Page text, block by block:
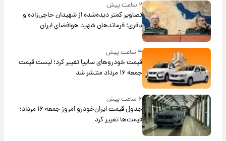
۲ ساعت پیش
تصاویر کمتر دیده‌شده از شهیدان حاجی‌زاده و
باقری؛ فرماندهان شهید هوافضای ایران
۴ ساعت پیش
قیمت خودروهای سایپا تغییر کرد؛ لیست قیمت
جمعه ۱۶ مرداد منتشر شد
۶ ساعت پیش
جدول قیمت ایران‌خودرو امروز جمعه ۱۶ مرداد؛
قیمت‌ها تغییر کرد